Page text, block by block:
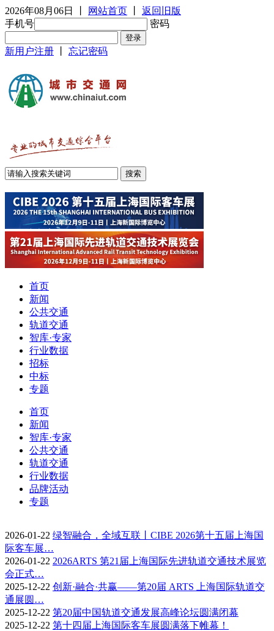
2026年08月06日 网站首页
返回旧版
手机号
密码
新用户注册 忘记密码
首页
新闻
公共交通
轨道交通
智库·专家
行业数据
招标
中标
专题
首页
新闻
智库·专家
公共交通
轨道交通
行业数据
品牌活动
专题
2026-01-22 绿智融合，全域互联丨CIBE 2026第十五届上海国
际客车展…
2026-01-22 2026ARTS 第21届上海国际先进轨道交通技术展览
会正式…
2025-12-22 创新·融合·共赢——第20届 ARTS 上海国际轨道交
通展圆…
2025-12-22 第20届中国轨道交通发展高峰论坛圆满闭幕
2025-12-22 第十四届上海国际客车展圆满落下帷幕！